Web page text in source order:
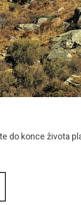
do konce života